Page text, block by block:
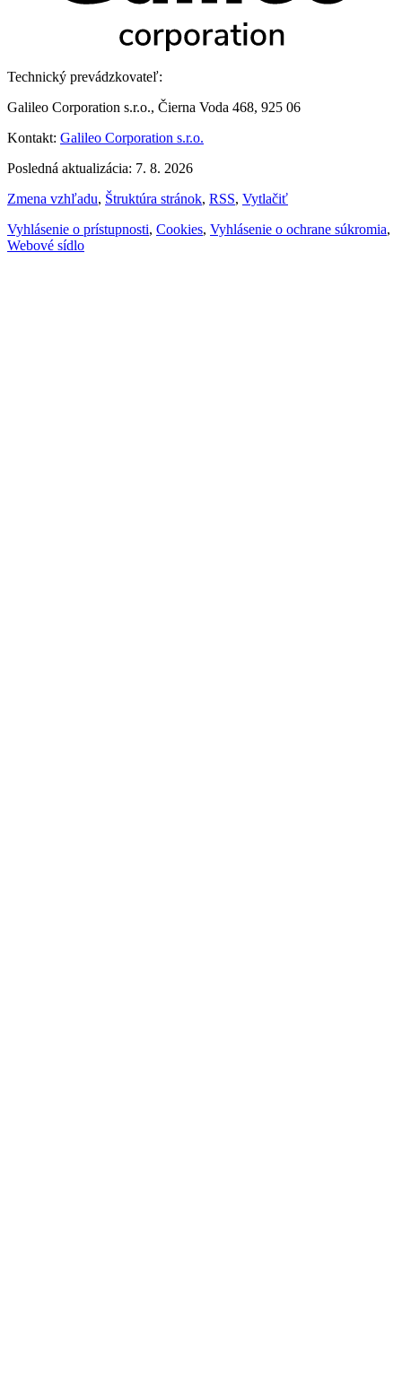
Technický prevádzkovateľ:
Galileo Corporation s.r.o., Čierna Voda 468, 925 06
Kontakt: Galileo Corporation s.r.o.
Posledná aktualizácia: 7. 8. 2026
Zmena vzhľadu, Štruktúra stránok, RSS, Vytlačiť
Vyhlásenie o prístupnosti, Cookies, Vyhlásenie o ochrane súkromia,
Webové sídlo